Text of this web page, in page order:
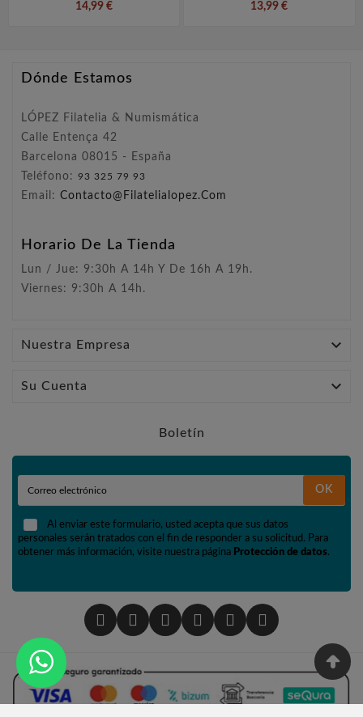
14,99 €
13,99 €
Dónde Estamos
LÓPEZ Filatelia & Numismática
Calle Entença 42
Barcelona 08015 - España
Teléfono: 93 325 79 93
Email: Contacto@filatelialopez.com
Horario De La Tienda
Lun / Jue: 9:30h A 14h Y De 16h A 19h.
Viernes: 9:30h A 14h.
Nuestra Empresa 
Su Cuenta 
Boletín
OK
Al enviar este formulario, usted acepta que sus datos
personales serán tratados con el fin de responder a su solicitud. Para
obtener más información, visite nuestra página Protección de datos.